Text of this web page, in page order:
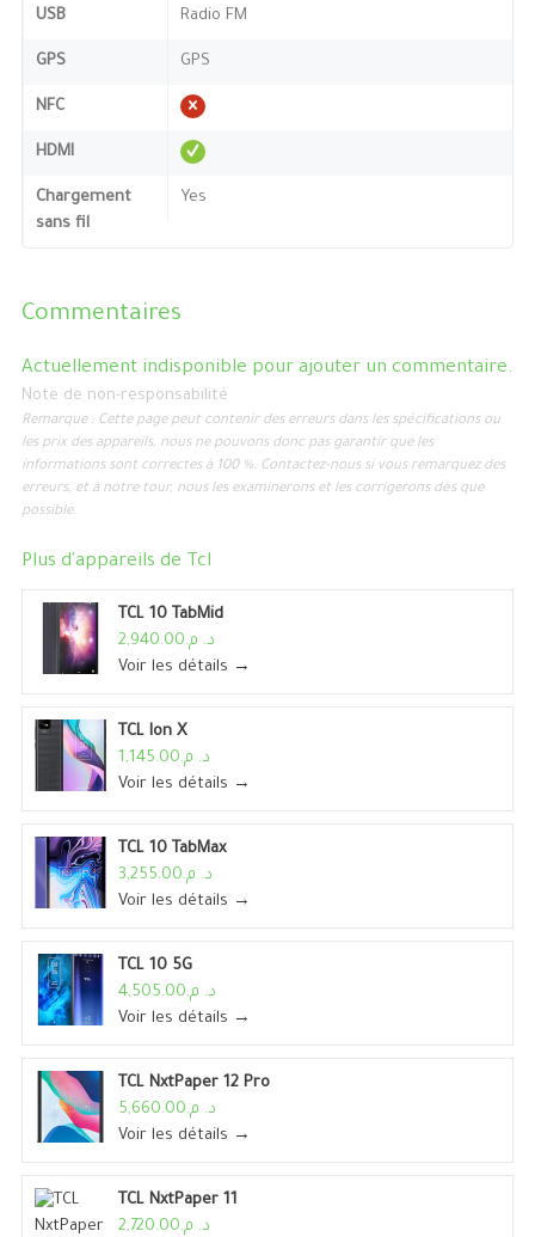
USB Radio FM
GPS GPS
NFC
HDMI
Chargement
sans fil
Yes
Commentaires
Actuellement indisponible pour ajouter un commentaire.
Note de non-responsabilité
Remarque : Cette page peut contenir des erreurs dans les spécifications ou
les prix des appareils, nous ne pouvons donc pas garantir que les
informations sont correctes à 100 %. Contactez-nous si vous remarquez des
erreurs, et à notre tour, nous les examinerons et les corrigerons dès que
possible.
Plus d'appareils de Tcl
TCL 10 TabMid
د. م.2,940.00
Voir les détails →
TCL Ion X
د. م.1,145.00
Voir les détails →
TCL 10 TabMax
د. م.3,255.00
Voir les détails →
TCL 10 5G
د. م.4,505.00
Voir les détails →
TCL NxtPaper 12 Pro
د. م.5,660.00
Voir les détails →
TCL NxtPaper 11
د. م.2,720.00